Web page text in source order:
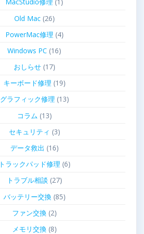
MacStudio修理 (1)
Old Mac(26)
PowerMac修理 (4)
Windows PC (16)
おしらせ(17)
キーボード修理 (19)
グラフィック修理 (13)
コラム (13)
セキュリティ (3)
データ救出 (16)
トラックパッド修理 (6)
トラブル相談 (27)
バッテリー交換(85)
ファン交換(2)
メモリ交換(8)